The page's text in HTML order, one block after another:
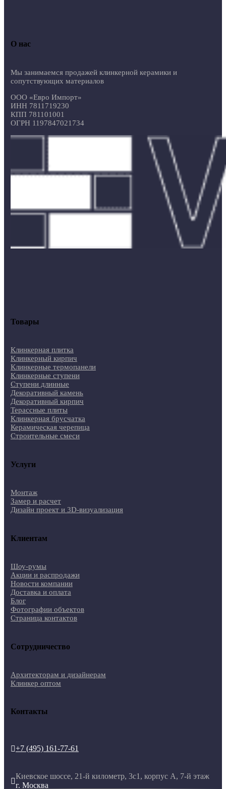
О нас
Мы занимаемся продажей клинкерной керамики и
сопутствующих материалов
ООО «Евро Импорт»
ИНН 7811719230
КПП 781101001
ОГРН 1197847021734
Товары
Клинкерная плитка
Клинкерный кирпич
Клинкерные термопанели
Клинкерные ступени
Ступени длинные
Декоративный камень
Декоративный кирпич
Терассные плиты
Клинкерная брусчатка
Керамическая черепица
Строительные смеси
Услуги
Монтаж
Замер и расчет
Дизайн проект и 3D-визуализация
Клиентам
Шоу-румы
Акции и распродажи
Новости компании
Доставка и оплата
Блог
Фотографии объектов
Страница контактов
Сотрудничество
Архитекторам и дизайнерам
Клинкер оптом
Контакты
+7 (495) 161-77-61

Киевское шоссе, 21-й километр, 3с1, корпус А, 7-й этаж
г. Москва